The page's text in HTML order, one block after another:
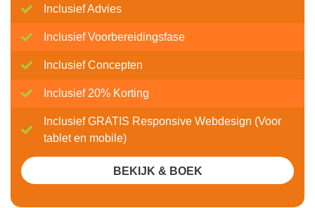
Inclusief Advies
Inclusief Voorbereidingsfase
Inclusief Concepten
Inclusief 20% Korting
Inclusief GRATIS Responsive Webdesign (Voor
tablet en mobile)
BEKIJK & BOEK